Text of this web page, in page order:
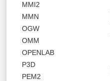
MMI2
MMN
OGW
OMM
OPENLAB
P3D
PEM2